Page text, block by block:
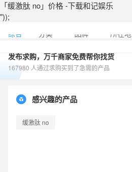
「缓激肽 no」价格 -下载和记娱乐
"));
综合 分类 品牌 所在地
发布求购，万千商家免费帮你找货
167980 人通过求购买到了急需的产品
感兴趣的产品
缓激肽 no